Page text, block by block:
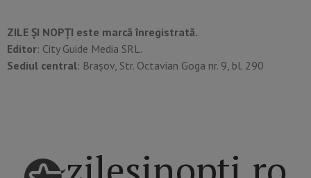
ZILE ȘI NOPȚI este marcă înregistrată.
Editor: City Guide Media SRL.
Sediul central: Brașov, Str. Octavian Goga nr. 9, bl. 290